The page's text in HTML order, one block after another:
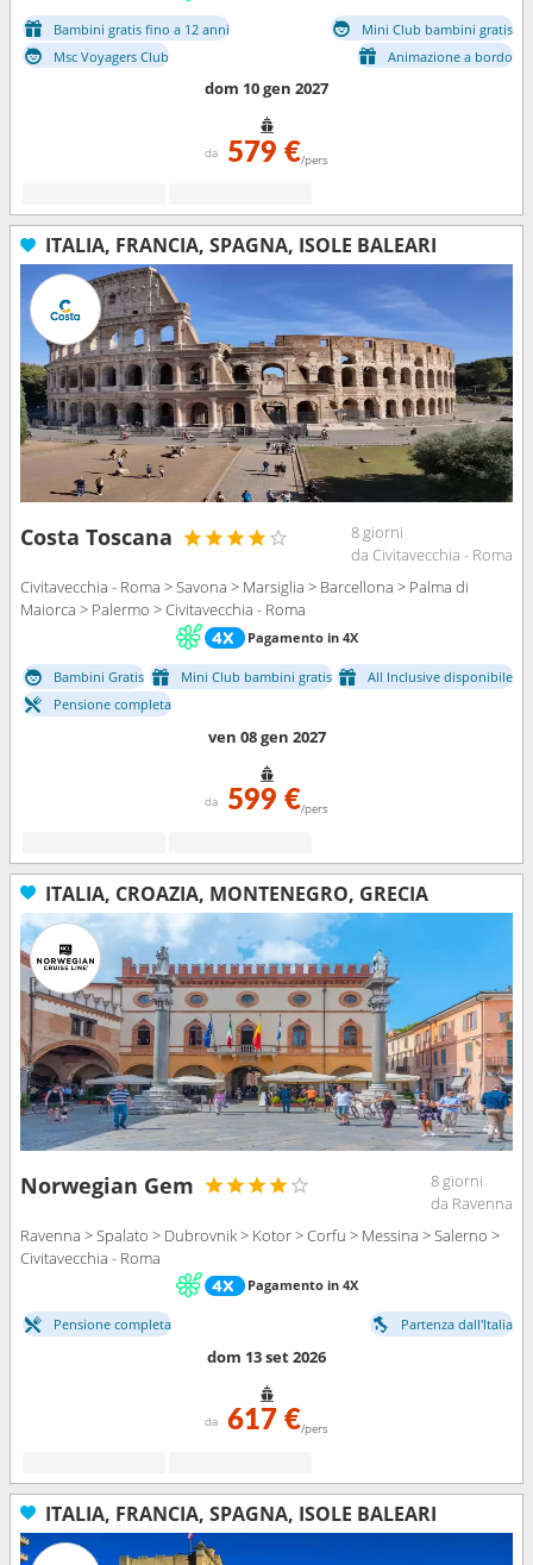
Bambini gratis fino a 12 anni
Mini Club bambini gratis
Msc Voyagers Club
Animazione a bordo
dom 10 gen 2027
da 579 €/pers
ITALIA, FRANCIA, SPAGNA, ISOLE BALEARI
Costa Toscana
8 giorni
da Civitavecchia - Roma
Civitavecchia - Roma > Savona > Marsiglia > Barcellona > Palma di
Maiorca > Palermo > Civitavecchia - Roma
Pagamento in 4X
Bambini Gratis Mini Club bambini gratis
All Inclusive disponibile
Pensione completa
ven 08 gen 2027
da 599 €/pers
ITALIA, CROAZIA, MONTENEGRO, GRECIA
Norwegian Gem
8 giorni
da Ravenna
Ravenna > Spalato > Dubrovnik > Kotor > Corfu > Messina > Salerno >
Civitavecchia - Roma
Pagamento in 4X
Pensione completa Partenza dall'Italia
dom 13 set 2026
da 617 €/pers
ITALIA, FRANCIA, SPAGNA, ISOLE BALEARI